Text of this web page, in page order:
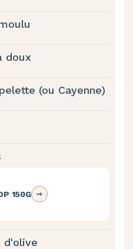
doux
(ou Cayenne)
150G
d'olive